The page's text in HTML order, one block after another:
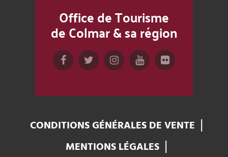
Office de Tourisme
de Colmar & sa région
CONDITIONS GÉNÉRALES DE VENTE
MENTIONS LÉGALES